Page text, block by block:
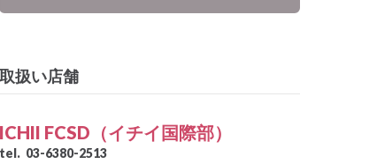
取扱い店舗
ICHII FCSD（イチイ国際部）
tel. 03-6380-2513